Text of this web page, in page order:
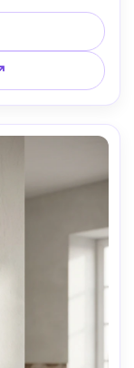
cuadrícula
para imprimir,
de agua, lente